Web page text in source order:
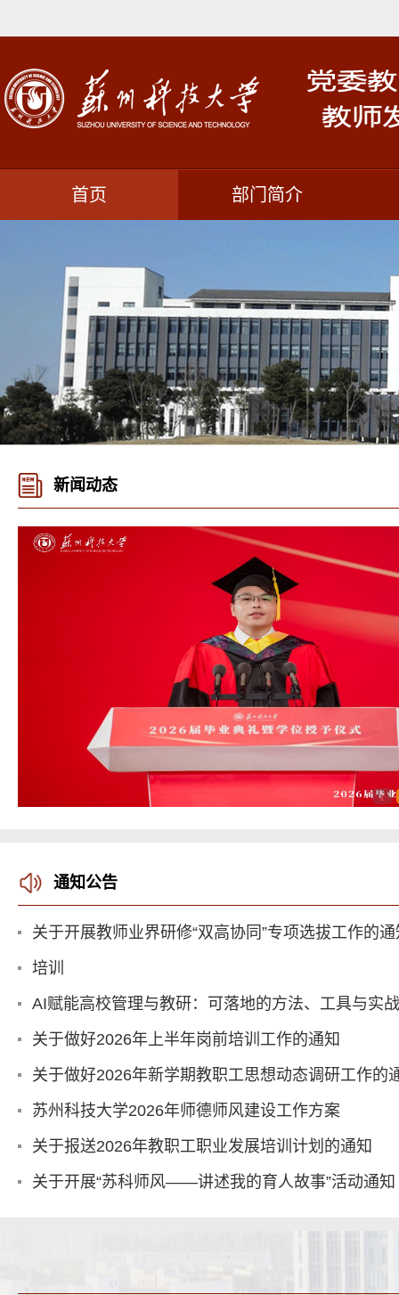
首页 部门简介
新闻动态
1
通知公告
关于开展教师业界研修“双高协同”专项选拔工作的通
培训
AI赋能高校管理与教研：可落地的方法、工具与实
关于做好2026年上半年岗前培训工作的通知
关于做好2026年新学期教职工思想动态调研工作的
苏州科技大学2026年师德师风建设工作方案
关于报送2026年教职工职业发展培训计划的通知
关于开展“苏科师风——讲述我的育人故事”活动通知